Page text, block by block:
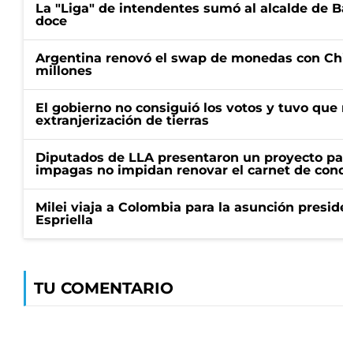
La "Liga" de intendentes sumó al alcalde de
doce
Argentina renovó el swap de monedas con
millones
El gobierno no consiguió los votos y tuvo
extranjerización de tierras
Diputados de LLA presentaron un proyecto
impagas no impidan renovar el carnet de
Milei viaja a Colombia para la asunción
Espriella
TU COMENTARIO